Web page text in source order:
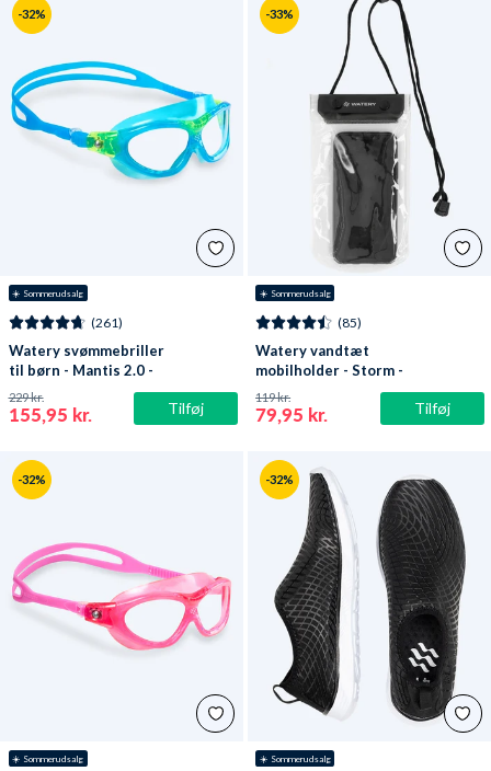
-32%
☀️ Sommerudsalg
Tilføj
(261)
Watery svømmebriller
til børn - Mantis 2.0 -
Atlantic Blå/klar
155,95 kr.
229 kr.
-33%
☀️ Sommerudsalg
Tilføj
(85)
Watery vandtæt
mobilholder - Storm -
Sort
79,95 kr.
119 kr.
-32%
☀️ Sommerudsalg
-32%
☀️ Sommerudsalg